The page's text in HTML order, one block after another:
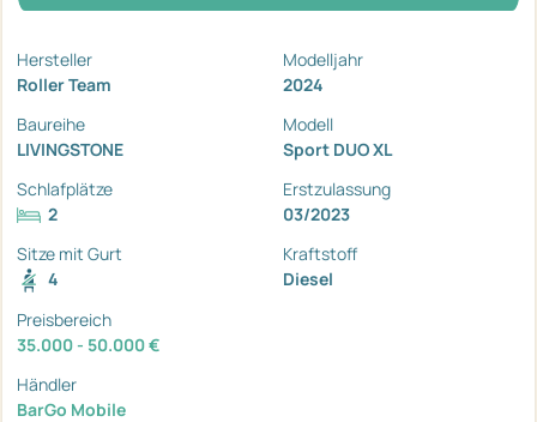
Hersteller
Roller Team
Modelljahr
2024
Baureihe
LIVINGSTONE
Modell
Sport DUO XL
Schlafplätze
2
Erstzulassung
03/2023
Sitze mit Gurt
4
Kraftstoff
Diesel
Preisbereich
35.000 - 50.000 €
Händler
BarGo Mobile